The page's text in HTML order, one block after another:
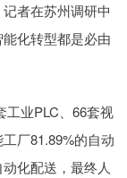
者在苏州调研中
化转型都是必由
业PLC、66套视
厂81.89%的自动
化配送，最终人